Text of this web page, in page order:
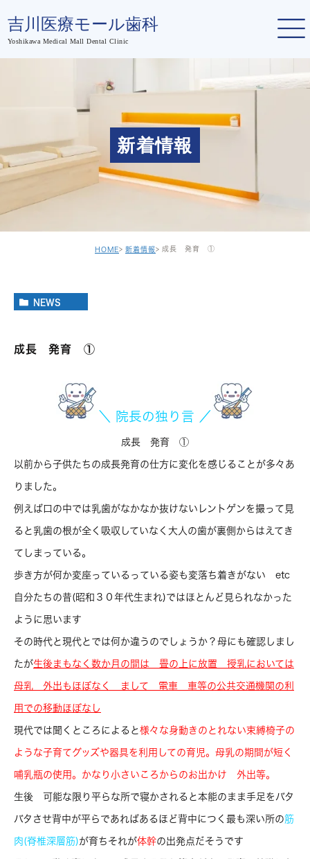
新着情報
HOME 新着情報 成長 発育 ①
NEWS
成長 発育 ①
＼ 院長の独り言 ／
成長 発育 ①
以前から子供たちの成長発育の仕方に変化を感じることが多々あ
りました。
例えば口の中では乳歯がなかなか抜けないレントゲンを撮って見
ると乳歯の根が全く吸収していなく大人の歯が裏側からはえてき
てしまっている。
歩き方が何か変座っているっている姿も変落ち着きがない etc
自分たちの昔(昭和３０年代生まれ)ではほとんど見られなかった
ように思います
その時代と現代とでは何か違うのでしょうか？母にも確認しまし
たが生後まもなく数か月の間は 畳の上に放置 授乳においては
母乳 外出もほぼなく まして 電車 車等の公共交通機関の利
用での移動ほぼなし
現代では聞くところによると 様々な身動きのとれない束縛椅子の
ような子育てグッズや器具を利用しての育児。 母乳の期間が短く
哺乳瓶の使用。 かなり小さいころからのお出かけ 外出等。
生後 可能な限り平らな所で寝かされると本能のまま手足をバタ
バタさせ背中が平らであればあるほど背中につく最も深い所の筋
肉(脊椎深層筋)が育ちそれが体幹の出発点だそうです